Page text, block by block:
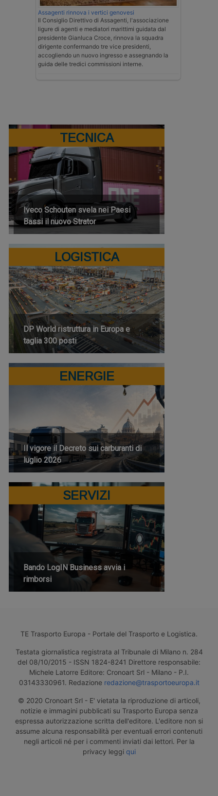
Assagenti rinnova i vertici genovesi
Il Consiglio Direttivo di Assagenti, l'associazione
ligure di agenti e mediatori marittimi guidata dal
presidente Gianluca Croce, rinnova la squadra
dirigente confermando tre vice presidenti,
accogliendo un nuovo ingresso e assegnando la
guida delle tredici commissioni interne.
TECNICA
Iveco Schouten svela nei Paesi
Bassi il nuovo Strator
LOGISTICA
DP World ristruttura in Europa e
taglia 300 posti
ENERGIE
Il vigore il Decreto sui carburanti di
luglio 2026
SERVIZI
Bando LogIN Business avvia i
rimborsi
TE Trasporto Europa - Portale del Trasporto e Logistica.
Testata giornalistica registrata al Tribunale di Milano n. 284
del 08/10/2015 - ISSN 1824-8241 Direttore responsabile:
Michele Latorre Editore: Cronoart Srl - Milano - P.I.
03143330961. Redazione redazione@trasportoeuropa.it
© 2020 Cronoart Srl - E' vietata la riproduzione di articoli,
notizie e immagini pubblicati su Trasporto Europa senza
espressa autorizzazione scritta dell'editore. L'editore non si
assume alcuna responsabilità per eventuali errori contenuti
negli articoli né per i commenti inviati dai lettori. Per la
privacy leggi qui